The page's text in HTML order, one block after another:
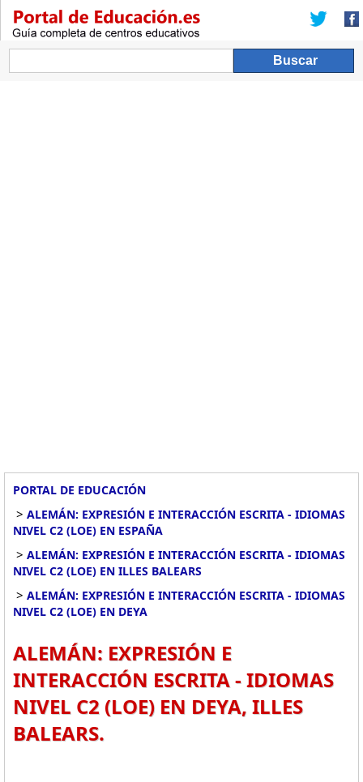
PORTAL DE EDUCACIÓN
> ALEMÁN: EXPRESIÓN E INTERACCIÓN ESCRITA - IDIOMAS
NIVEL C2 (LOE) EN ESPAÑA
> ALEMÁN: EXPRESIÓN E INTERACCIÓN ESCRITA - IDIOMAS
NIVEL C2 (LOE) EN ILLES BALEARS
> ALEMÁN: EXPRESIÓN E INTERACCIÓN ESCRITA - IDIOMAS
NIVEL C2 (LOE) EN DEYA
ALEMÁN: EXPRESIÓN E
INTERACCIÓN ESCRITA - IDIOMAS
NIVEL C2 (LOE) EN DEYA, ILLES
BALEARS.